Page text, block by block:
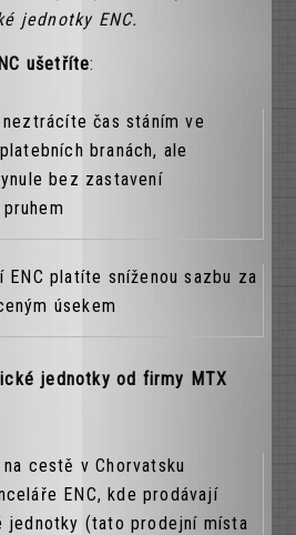
jednotky ENC.
ušetříte:
čas stáním ve
branách, ale
bez zastavení
ENC platíte sníženou sazbu za
úsekem
jednotky od firmy MTX
cestě v Chorvatsku
ENC, kde prodávají
jednotky (tato prodejní místa